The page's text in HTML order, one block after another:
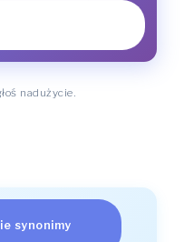
nadużycie.
synonimy